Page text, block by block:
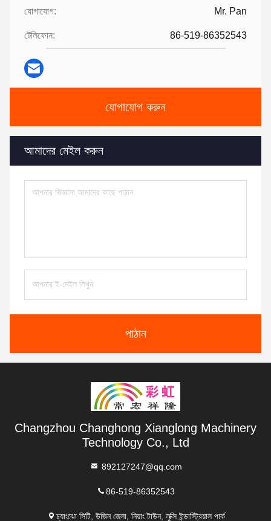
যোগাযোগ: Mr. Pan
টেলিফোন: 86-519-86352543
যোগাযোগ করুন
আমাদের মেইল ​​করুন
পাঠান
Changzhou Changhong Xianglong Machinery
Technology Co., Ltd
892127247@qq.com
86-519-86352543
চ্যাংঝো সিটি, উজিন জেলা, নিয়াং টাউন, লুক্সি ইন্ডাস্ট্রিয়াল পার্ক